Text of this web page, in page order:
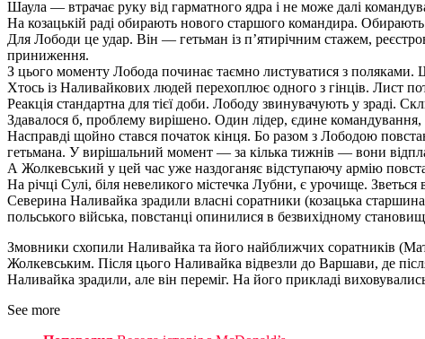
Шаула — втрачає руку від гарматного ядра і не може далі
На козацькій раді обирають нового старшого командира.
Для Лободи це удар. Він — гетьман із п’ятирічним стажем,
приниження.
З цього моменту Лобода починає таємно листуватися з поляками.
Хтось із Наливайкових людей перехоплює одного з гінців. Лист
Реакція стандартна для тієї доби. Лободу звинувачують у зраді.
Здавалося б, проблему вирішено. Один лідер, єдине
Насправді щойно стався початок кінця. Бо разом з Лободою
гетьмана. У вирішальний момент — за кілька тижнів — вони
А Жолкевський у цей час уже наздоганяє відступаючу армію
На річці Сулі, біля невеликого містечка Лубни, є урочище.
Северина Наливайка зрадили власні соратники (козацька
польського війська, повстанці опинилися в безвихідному
Змовники схопили Наливайка та його найближчих соратників
Жолкевським. Після цього Наливайка відвезли до Варшави, де
Наливайка зрадили, але він переміг. На його прикладі
See more